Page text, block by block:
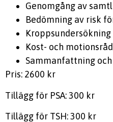
Genomgång av
Bedömning av risk
Kroppsundersökning
Kost- och motionsråd
Sammanfattning
Pris: 2600 kr
Tillägg för PSA: 300 kr
Tillägg för TSH: 300 kr